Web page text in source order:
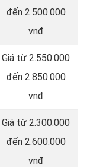
đến 2.500.000
vnđ
Giá từ 2.550.000
đến 2.850.000
vnđ
Giá từ 2.300.000
đến 2.600.000
vnđ